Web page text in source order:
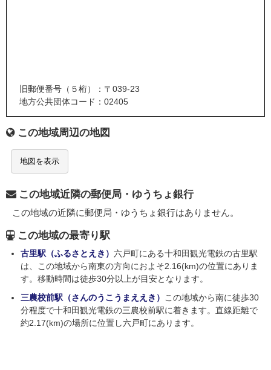
旧郵便番号（５桁）：〒039-23
地方公共団体コード：02405
この地域周辺の地図
地図を表示
この地域近隣の郵便局・ゆうちょ銀行
この地域の近隣に郵便局・ゆうちょ銀行はありません。
この地域の最寄り駅
古里駅（ふるさとえき） 六戸町にある十和田観光電鉄の古里駅
は、この地域から南東の方向におよそ2.16(km)の位置にありま
す。移動時間は徒歩30分以上が目安となります。
三農校前駅（さんのうこうまええき） この地域から南に徒歩30
分程度で十和田観光電鉄の三農校前駅に着きます。直線距離で
約2.17(km)の場所に位置し六戸町にあります。